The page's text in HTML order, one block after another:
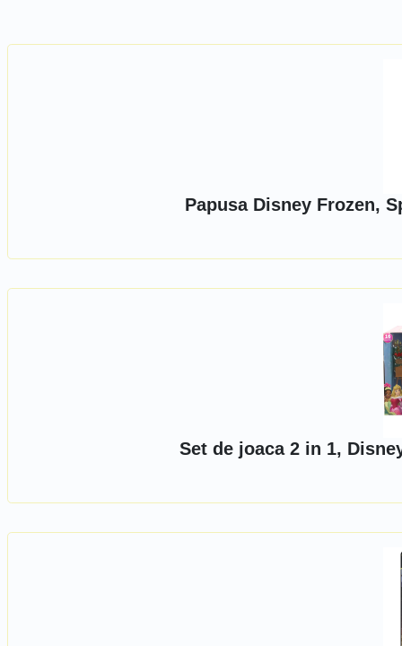
Papusa Disney Frozen,
Set de joaca 2 in 1,